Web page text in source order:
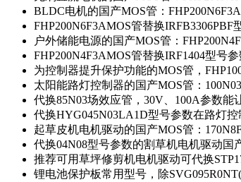
BLDC电机的国产MOS管：
FHP200N6F3AMOS管替换
户外储能电源的国产MOS管：
FHP200N4F3AMOS管替换IRF1404型号
为控制器提升保护功能的MOS管，
太阳能路灯控制器的国产MOS管：
代换85N03场效应管，30V、100A参数能
代换HYG045N03LA1D型号参数在路灯控
起草皮机电机驱动的国产MOS管：
代换04N08型号参数的割草机电机驱动国
推荐可用草坪修剪机电机驱动可代换
锂电池保护板常用型号，除